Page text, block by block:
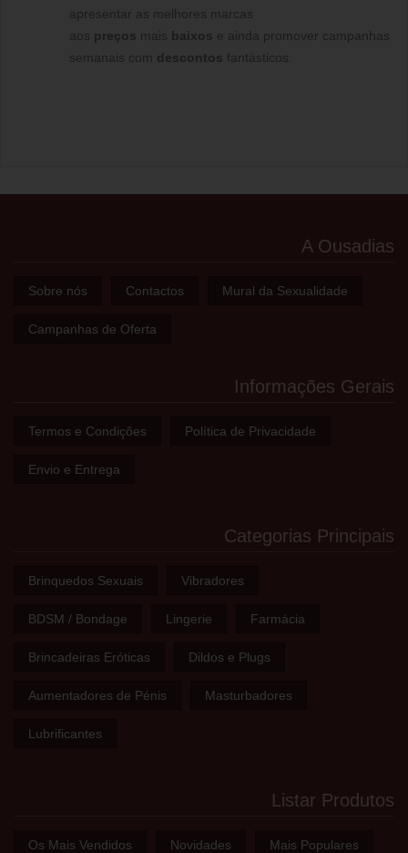
apresentar as melhores marcas
aos preços mais baixos e ainda promover campanhas
semanais com descontos fantásticos.
A Ousadias
Sobre nós Contactos Mural da Sexualidade
Campanhas de Oferta
Informações Gerais
Termos e Condições Política de Privacidade
Envio e Entrega
Categorias Principais
Brinquedos Sexuais Vibradores
BDSM / Bondage Lingerie Farmácia
Brincadeiras Eróticas Dildos e Plugs
Aumentadores de Pénis Masturbadores
Lubrificantes
Listar Produtos
Os Mais Vendidos Novidades Mais Populares